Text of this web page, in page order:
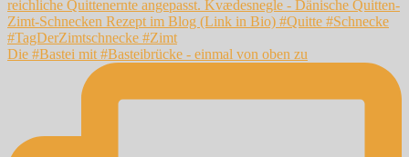
Die #Bastei mit #Basteibrücke - einmal von oben zu